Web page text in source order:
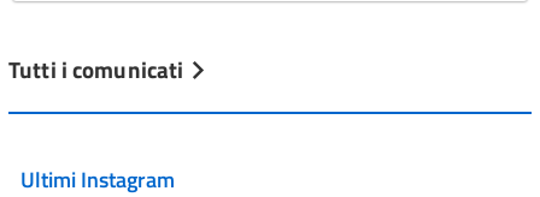
Tutti i comunicati
Ultimi Instagram